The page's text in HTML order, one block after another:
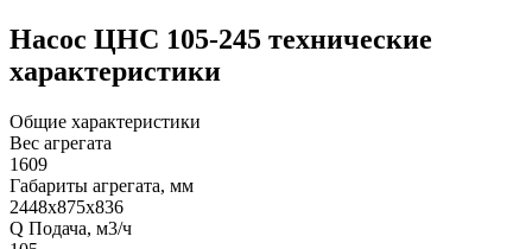
Насос ЦНС 105-245 технические
характеристики
Общие характеристики
Вес агрегата
1609
Габариты агрегата, мм
2448х875х836
Q Подача, м3/ч